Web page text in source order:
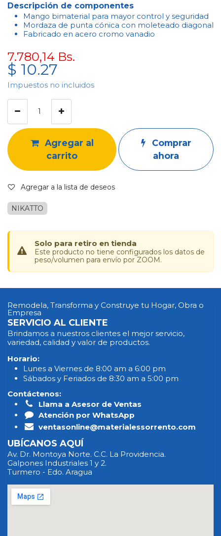
Descripción de componentes
Mango bimaterial para mayor control y seguridad
Mordaza de punta cónica con moleteado diagonal
Fabricado en acero cromo vanadio
7.780,14 Bs.
$ 10.27
Impuestos no incluidos
Agregar al
carrito
Comprar
ahora
Agregar a la lista de deseos
NIKATTO
Solo para retiro en tienda
Este producto no tiene configurados los datos de
peso/volumen para envío por ZOOM.
Remodela, Transforma y Construye tu Hogar, Obra o
Empresa
SERVICIO AL CLIENTE
Brindamos a nuestros clientes el mejor servicio,
variedad, calidad y valor de productos.
Horario:
Lunes a Viernes de 8:00 am a 6:00 pm
Sábados y Feriados de 8:30 am a 5:00 pm
Contáctenos:
Llama a Asesor de Ventas
Atención por WhatsApp
ventasonline@materialessorrento.com
UBÍCANOS AQUÍ
Av. Dr. Montoya Norte. C.C. La Providencia.
Galpones Industriales 1 y 2.
Turmero - Edo. Aragua